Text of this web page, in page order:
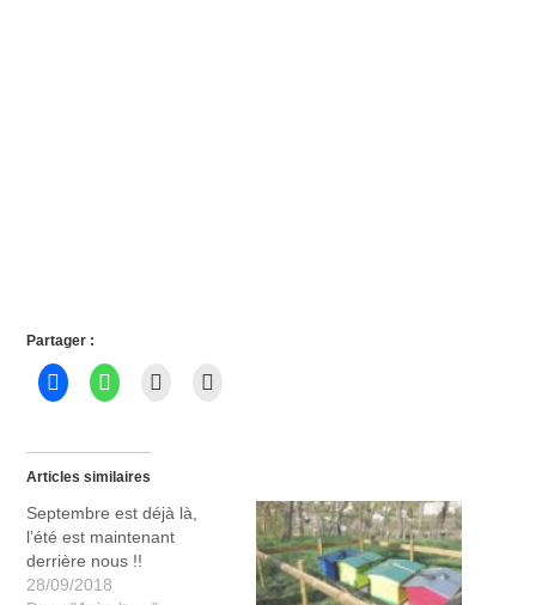
Partager :
Articles similaires
Septembre est déjà là,
l’été est maintenant
derrière nous !!
28/09/2018